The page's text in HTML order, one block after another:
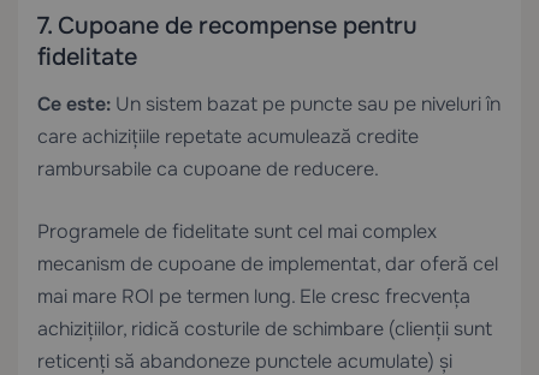
7. Cupoane de recompense pentru
fidelitate
Ce este: Un sistem bazat pe puncte sau pe niveluri în
care achizițiile repetate acumulează credite
rambursabile ca cupoane de reducere.
Programele de fidelitate sunt cel mai complex
mecanism de cupoane de implementat, dar oferă cel
mai mare ROI pe termen lung. Ele cresc frecvența
achizițiilor, ridică costurile de schimbare (clienții sunt
reticenți să abandoneze punctele acumulate) și